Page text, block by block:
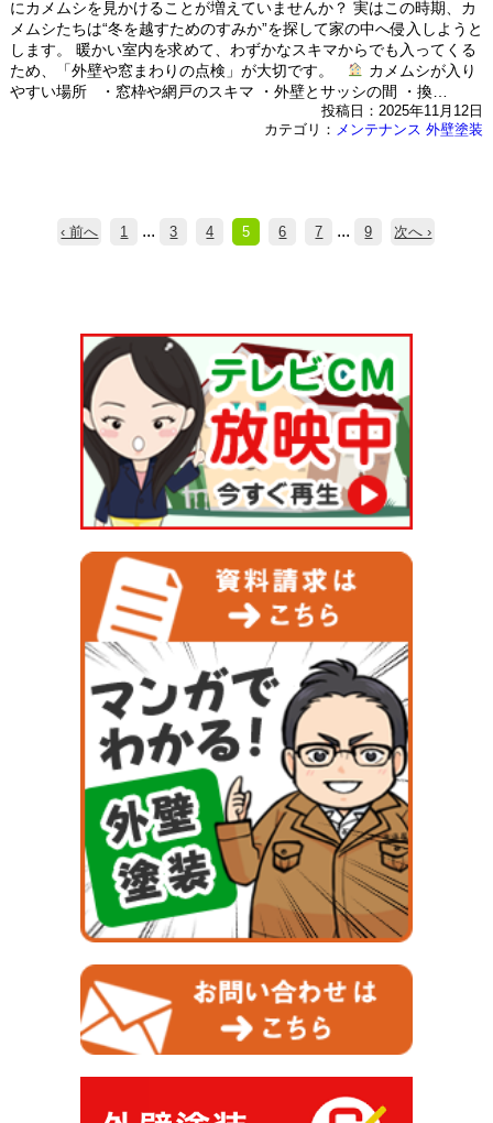
にカメムシを見かけることが増えていませんか？ 実はこの時期、カ
メムシたちは“冬を越すためのすみか”を探して家の中へ侵入しようと
します。 暖かい室内を求めて、わずかなスキマからでも入ってくる
ため、「外壁や窓まわりの点検」が大切です。
カメムシが入り
やすい場所 ・窓枠や網戸のスキマ ・外壁とサッシの間 ・換…
投稿日：2025年11月12日
カテゴリ： メンテナンス 外壁塗装
‹ 前へ 1 ... 3 4 5 6 7 ... 9 次へ ›